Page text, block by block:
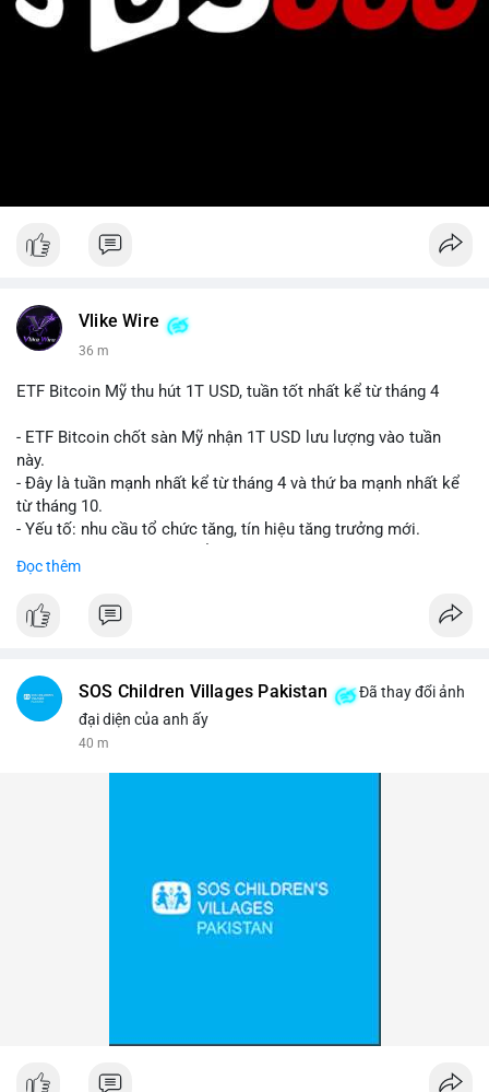
Vlike Wire
36 m
ETF Bitcoin Mỹ thu hút 1T USD, tuần tốt nhất kể từ tháng 4
- ETF Bitcoin chốt sàn Mỹ nhận 1T USD lưu lượng vào tuần
này.
- Đây là tuần mạnh nhất kể từ tháng 4 và thứ ba mạnh nhất kể
từ tháng 10.
- Yếu tố: nhu cầu tổ chức tăng, tín hiệu tăng trưởng mới.
dẫn.
#binancesquare
#vlikevn #titanbot
Đọc thêm
SOS Children Villages Pakistan
Đã thay đổi ảnh
đại diện của anh ấy
40 m